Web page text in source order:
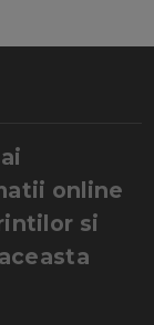
online
si